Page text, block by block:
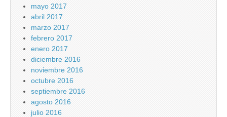
mayo 2017
abril 2017
marzo 2017
febrero 2017
enero 2017
diciembre 2016
noviembre 2016
octubre 2016
septiembre 2016
agosto 2016
julio 2016